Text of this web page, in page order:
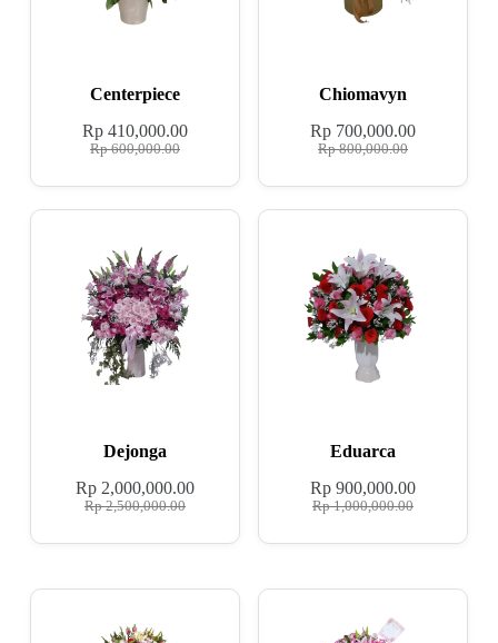
Centerpiece
Rp600,000.00
Rp410,000.00
Chiomavyn
Rp800,000.00
Rp 700,000.00
Dejonga
Rp2,500,000.00
Rp2,000,000.00
Eduarca
Rp1,000,000.00
Rp 900,000.00